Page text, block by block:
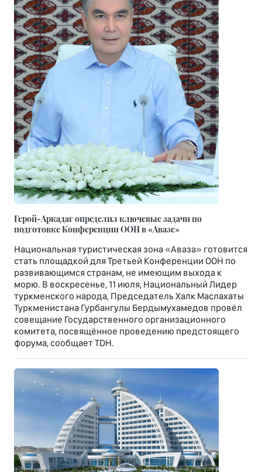
Герой-Аркадаг определил ключевые задачи по
подготовке Конференции ООН в «Авазе»
Национальная туристическая зона «Аваза» готовится
стать площадкой для Третьей Конференции ООН по
развивающимся странам, не имеющим выхода к
морю. В воскресенье, 11 июля, Национальный Лидер
туркменского народа, Председатель Халк Маслахаты
Туркменистана Гурбангулы Бердымухамедов провёл
совещание Государственного организационного
комитета, посвящённое проведению предстоящего
форума, сообщает TDH.